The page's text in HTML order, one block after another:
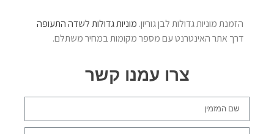
הזמנת מוניות גדולות לבן גוריון. מוניות גדולות לשדה התעופה
דרך אתר האינטרנט עם מספר מקומות במחיר משתלם.
צרו עמנו קשר